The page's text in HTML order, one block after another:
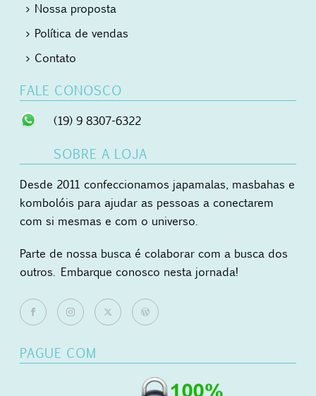
Nossa proposta
Política de vendas
Contato
FALE CONOSCO
(19) 9 8307-6322
SOBRE A LOJA
Desde 2011 confeccionamos japamalas, masbahas e
kombolóis para ajudar as pessoas a conectarem
com si mesmas e com o universo.
Parte de nossa busca é colaborar com a busca dos
outros. Embarque conosco nesta jornada!
PAGUE COM